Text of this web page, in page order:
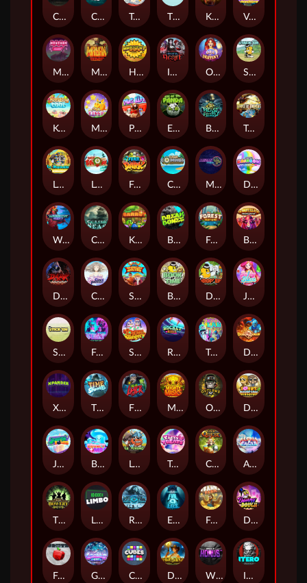
Chaos Crew Cubes 2 Tai The Toad The Respinners Klowns Vending Machine
Mystery Motel Mayan Stackways Harvest Wilds Immortal Desire Orb of Destiny Stack'em
Keep 'em Cool Magic Piggy Pug Life Eye of the Panda Beast Below Temple of Torment
Le Pharaoh Let It Snow Fear the Dark Cash Compass Miami Multiplier Double Rainbow
Warrior Ways Cursed Seas King Carrot Break Bones Forest Fortune Buffalo Stack'n'Sync
Dark Summoning Cloud Princess Shaolin Master Book of Time Drop'em Jelly Slice
Stick'em Feel The Beat Snow Slingers Rocket Reels Twisted Lab Dragon’s Domain
Xpander Time Spinners Fire My Laser Mighty Masks Outlasw Inc Donut Division
Joker Bombs BOUNCY BOMBS Le Viking Tasty Treats Cash Quest Alpha Eagle
The Bowery Boys Limbo Rise of Ymir Evil Eyes Frank's Farm DONNY DOUGH
Frutz Gronk's Gems Cubes Dawn of Kings Wings of Horus ITERO